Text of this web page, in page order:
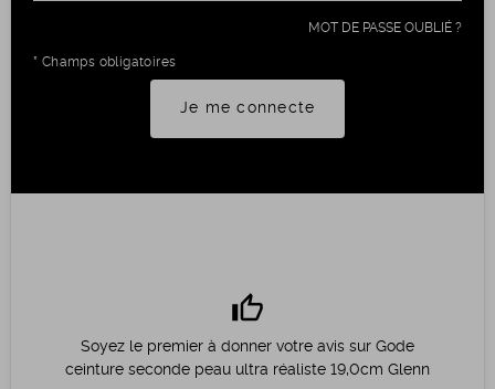
* Champs obligatoires
MOT DE PASSE OUBLIÉ ?
Je me connecte
thumb_up
Soyez le premier à donner votre avis sur Gode
ceinture seconde peau ultra réaliste 19,0cm Glenn